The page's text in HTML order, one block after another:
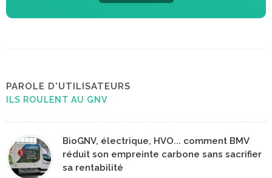
PAROLE D'UTILISATEURS
ILS ROULENT AU GNV
BioGNV, électrique, HVO... comment BMV
réduit son empreinte carbone sans sacrifier
sa rentabilité